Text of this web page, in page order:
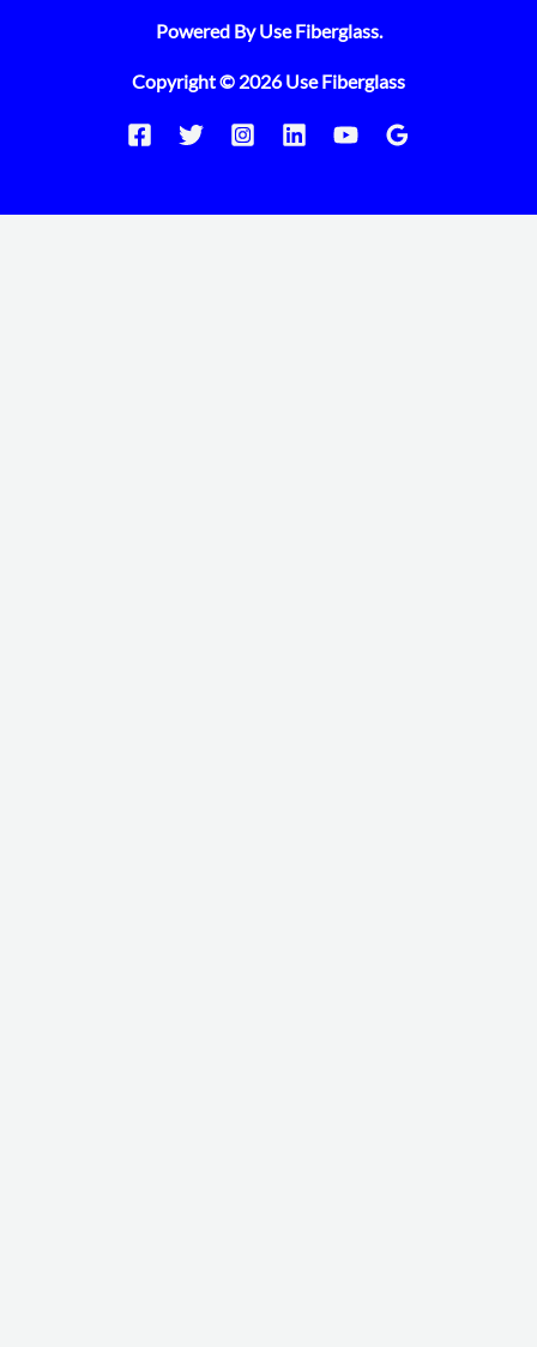
Powered By Use Fiberglass.
Copyright © 2026 Use Fiberglass